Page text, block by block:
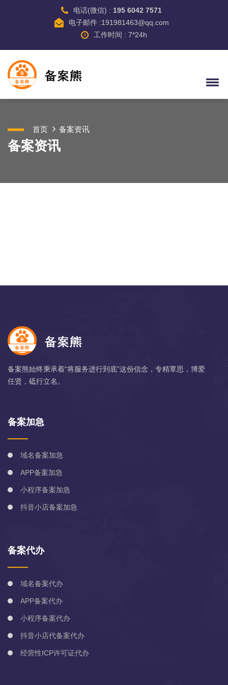
电话(微信) : 195 6042 7571
电子邮件 :191981463@qq.com
工作时间 : 7*24h
首页 备案资讯
备案资讯
备案熊始终秉承着“将服务进行到底”这份信念，专精覃思，博爱
任贤，砥行立名。
备案加急
域名备案加急
APP备案加急
小程序备案加急
抖音小店备案加急
备案代办
域名备案代办
APP备案代办
小程序备案代办
抖音小店代备案代办
经营性ICP许可证代办